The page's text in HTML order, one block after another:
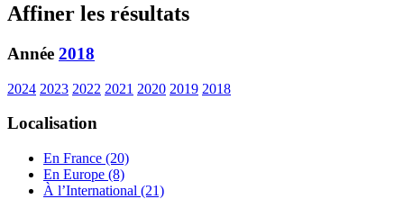
Affiner les résultats
Année 2018
2024 2023 2022 2021 2020 2019 2018
Localisation
En France (20)
En Europe (8)
À l’International (21)